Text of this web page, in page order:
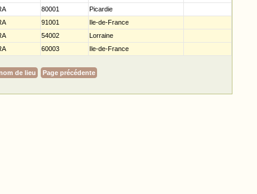
80001
Picardie
91001
Ile-de-France
54002
Lorraine
60003 Ile-de-France